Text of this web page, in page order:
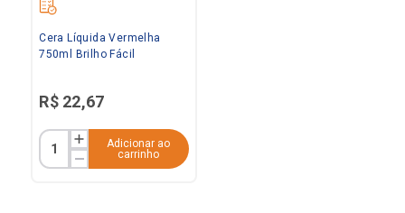
Cera Líquida Vermelha
750ml Brilho Fácil
R$ 22,67
Adicionar ao
carrinho